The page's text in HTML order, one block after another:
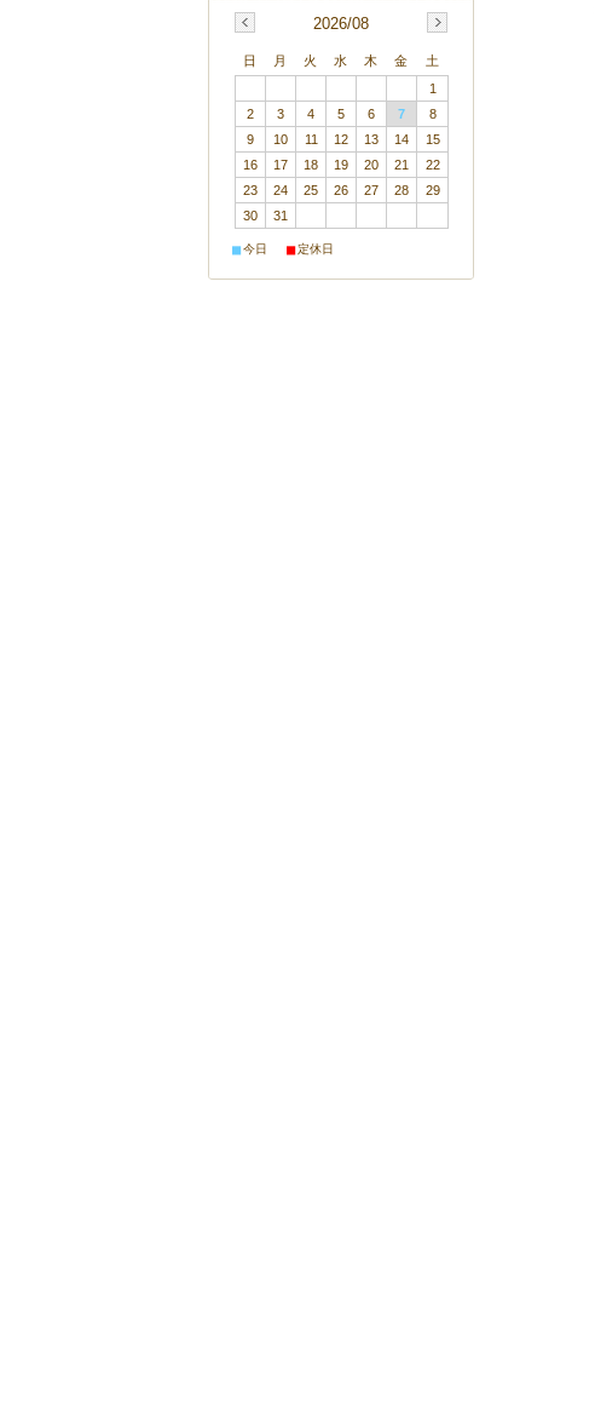
免疫力
食欲不振
肝臓
腎臓
冷え
2026/08
日 月 火 水 木 金
土
1
2
3 4 5 6 7
8
9
10 11 12 13 14
15
16
17 18 19 20 21
22
23
24 25 26 27 28
29
30
31
■今日 ■定休日